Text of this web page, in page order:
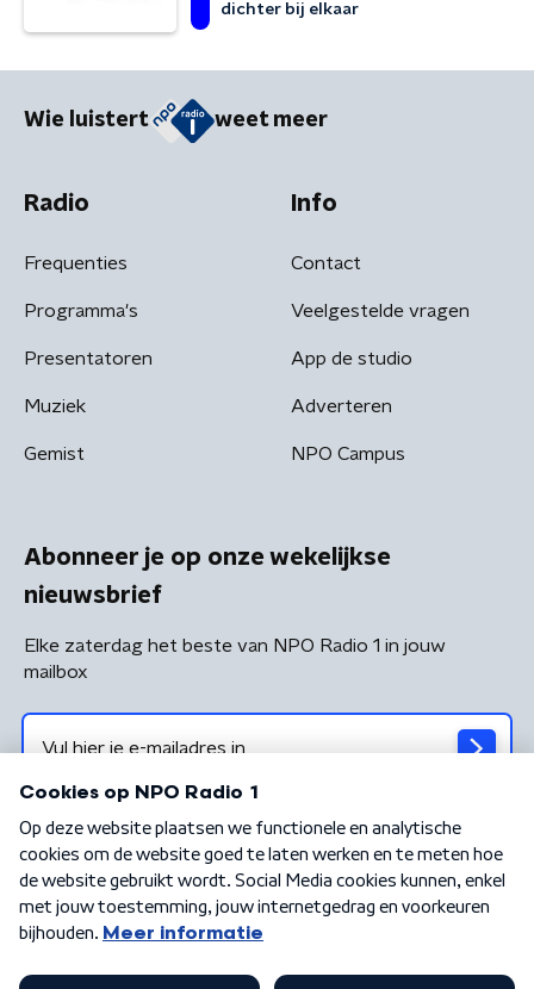
dichter bij elkaar
Wie luistert weet meer
Radio
Frequenties
Programma's
Presentatoren
Muziek
Gemist
Info
Contact
Veelgestelde vragen
App de studio
Adverteren
NPO Campus
Abonneer je op onze wekelijkse
nieuwsbrief
Elke zaterdag het beste van NPO Radio 1 in jouw
mailbox
Algemene voorwaarden